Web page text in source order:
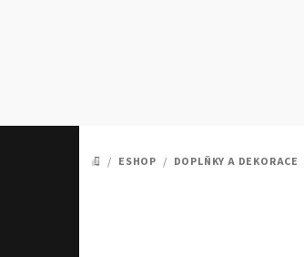
DOMŮ
/ ESHOP / DOPLŇKY A DEKORACE